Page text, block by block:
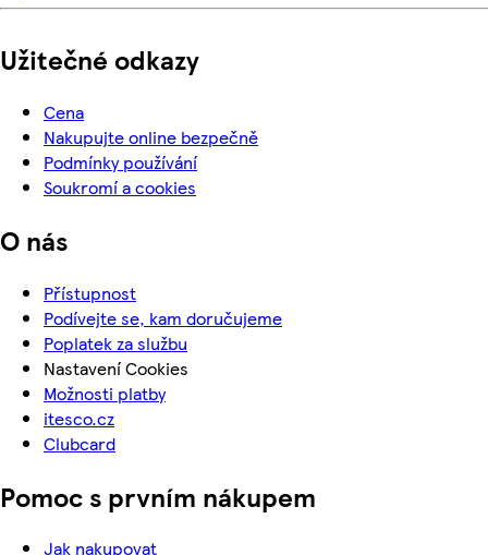
Užitečné odkazy
Cena
Nakupujte online bezpečně
Podmínky používání
Soukromí a cookies
O nás
Přístupnost
Podívejte se, kam doručujeme
Poplatek za službu
Nastavení Cookies
Možnosti platby
itesco.cz
Clubcard
Pomoc s prvním nákupem
Jak nakupovat